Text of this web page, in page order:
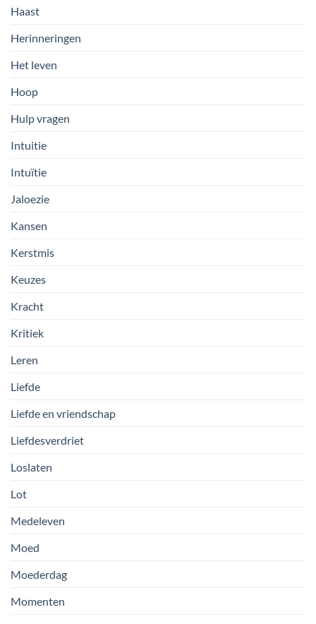
Haast
Herinneringen
Het leven
Hoop
Hulp vragen
Intuitie
Intuïtie
Jaloezie
Kansen
Kerstmis
Keuzes
Kracht
Kritiek
Leren
Liefde
Liefde en vriendschap
Liefdesverdriet
Loslaten
Lot
Medeleven
Moed
Moederdag
Momenten